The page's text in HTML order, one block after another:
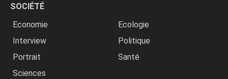
SOCIÉTÉ
Economie
Ecologie
Interview
Politique
Portrait
Santé
Sciences